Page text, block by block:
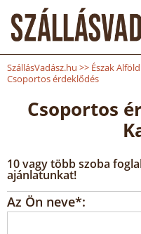
SzállásVadász.hu >> Észak Alföld
Csoportos érdeklődés
Csoportos
10 vagy több szoba
ajánlatunkat!
Az Ön neve*: